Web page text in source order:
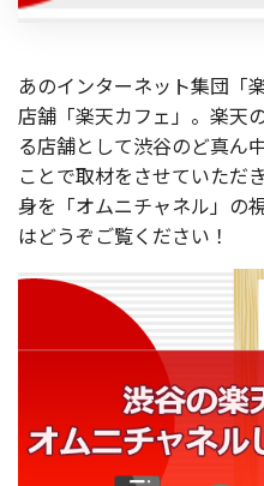
お役立ち記事
03-
お
あのインターネット集団「
店舗「楽天カフェ」。楽天
る店舗として渋谷のど真ん
ことで取材をさせていただ
身を「オムニチャネル」の
はどうぞご覧ください！